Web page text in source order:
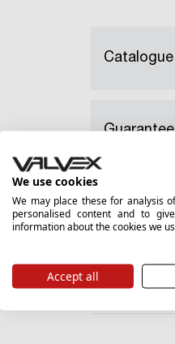
3D Model
We use cookies
We may place these for analysis
personalised content and to
information about the cookies we
Accept all